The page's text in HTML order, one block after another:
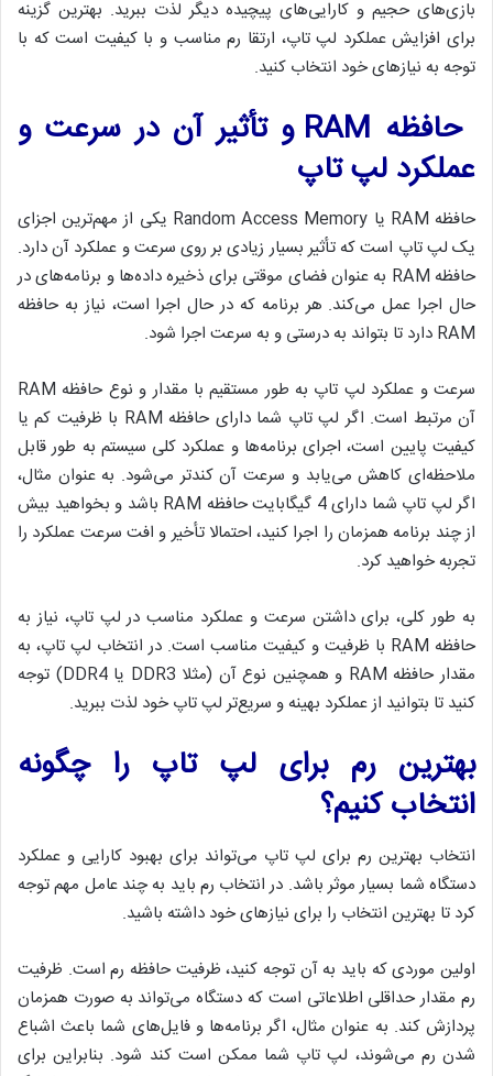
بازی‌های حجیم و کارایی‌های پیچیده دیگر لذت ببرید. بهترین گزینه
برای افزایش عملکرد لپ تاپ، ارتقا رم مناسب و با کیفیت است که با
توجه به نیازهای خود انتخاب کنید.
حافظه RAM و تأثیر آن در سرعت و
عملکرد لپ تاپ
حافظه RAM یا Random Access Memory یکی از مهم‌ترین اجزای
یک لپ تاپ است که تأثیر بسیار زیادی بر روی سرعت و عملکرد آن دارد.
حافظه RAM به عنوان فضای موقتی برای ذخیره داده‌ها و برنامه‌های در
حال اجرا عمل می‌کند. هر برنامه که در حال اجرا است، نیاز به حافظه
RAM دارد تا بتواند به درستی و به سرعت اجرا شود.
سرعت و عملکرد لپ تاپ به طور مستقیم با مقدار و نوع حافظه RAM
آن مرتبط است. اگر لپ تاپ شما دارای حافظه RAM با ظرفیت کم یا
کیفیت پایین است، اجرای برنامه‌ها و عملکرد کلی سیستم به طور قابل
ملاحظه‌ای کاهش می‌یابد و سرعت آن کندتر می‌شود. به عنوان مثال،
اگر لپ تاپ شما دارای 4 گیگابایت حافظه RAM باشد و بخواهید بیش
از چند برنامه همزمان را اجرا کنید، احتمالا تأخیر و افت سرعت عملکرد را
تجربه خواهید کرد.
به طور کلی، برای داشتن سرعت و عملکرد مناسب در لپ تاپ، نیاز به
حافظه RAM با ظرفیت و کیفیت مناسب است. در انتخاب لپ تاپ، به
مقدار حافظه RAM و همچنین نوع آن (مثلا DDR3 یا DDR4) توجه
کنید تا بتوانید از عملکرد بهینه و سریع‌تر لپ تاپ خود لذت ببرید.
بهترین رم برای لپ تاپ را چگونه
انتخاب کنیم؟
انتخاب بهترین رم برای لپ تاپ می‌تواند برای بهبود کارایی و عملکرد
دستگاه شما بسیار موثر باشد. در انتخاب رم باید به چند عامل مهم توجه
کرد تا بهترین انتخاب را برای نیازهای خود داشته باشید.
اولین موردی که باید به آن توجه کنید، ظرفیت حافظه رم است. ظرفیت
رم مقدار حداقلی اطلاعاتی است که دستگاه می‌تواند به صورت همزمان
پردازش کند. به عنوان مثال، اگر برنامه‌ها و فایل‌های شما باعث اشباع
شدن رم می‌شوند، لپ تاپ شما ممکن است کند شود. بنابراین برای